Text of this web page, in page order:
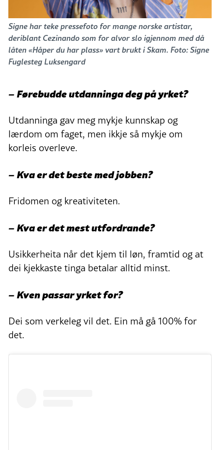
Signe har teke pressefoto for mange norske artistar,
deriblant Cezinando som for alvor slo igjennom med då
låten «Håper du har plass» vart brukt i Skam. Foto: Signe
Fuglesteg Luksengard
– Førebudde utdanninga deg på yrket?
Utdanninga gav meg mykje kunnskap og
lærdom om faget, men ikkje så mykje om
korleis overleve.
– Kva er det beste med jobben?
Fridomen og kreativiteten.
– Kva er det mest utfordrande?
Usikkerheita når det kjem til løn, framtid og at
dei kjekkaste tinga betalar alltid minst.
– Kven passar yrket for?
Dei som verkeleg vil det. Ein må gå 100% for
det.